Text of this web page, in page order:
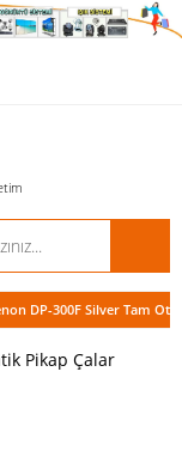
DP-300F Silver Tam